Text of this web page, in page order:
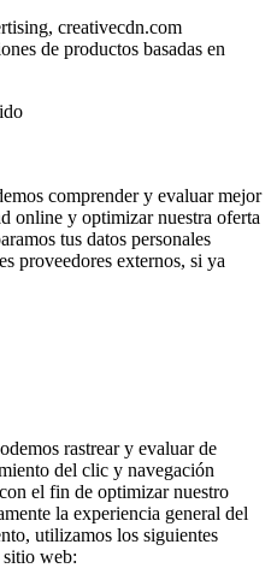
creativecdn.com
de productos basadas en
comprender y evaluar mejor
online y optimizar nuestra oferta
tus datos personales
proveedores externos, si ya
rastrear y evaluar de
del clic y navegación
el fin de optimizar nuestro
la experiencia general del
utilizamos los siguientes
sitio web: